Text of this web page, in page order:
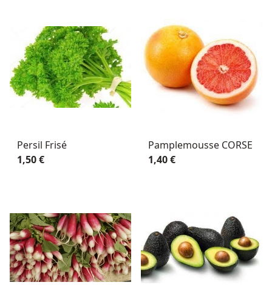
Persil Frisé
1,50 €
Pamplemousse CORSE
1,40 €